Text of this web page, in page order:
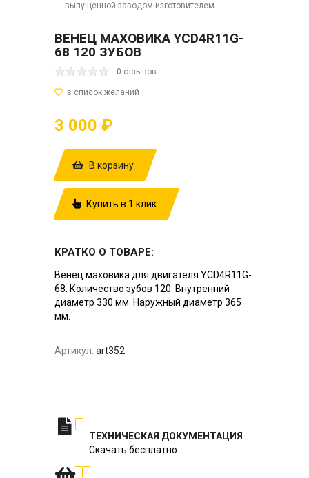
выпущенной заводом-изготовителем.
ВЕНЕЦ МАХОВИКА YCD4R11G-
68 120 ЗУБОВ
0 отзывов
3 000 ₽
В корзину
Купить в 1 клик
КРАТКО О ТОВАРЕ:
Венец маховика для двигателя YCD4R11G-
68. Количество зубов 120. Внутренний
диаметр 330 мм. Наружный диаметр 365
мм.
Артикул: art352
ТЕХНИЧЕСКАЯ ДОКУМЕНТАЦИЯ
Скачать бесплатно